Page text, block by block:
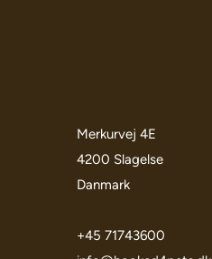
Merkurvej 4E
4200 Slagelse
Danmark
+45 71743600